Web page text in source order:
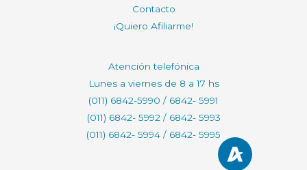
Contacto
¡Quiero Afiliarme!
Atención telefónica
Lunes a viernes de 8 a 17 hs
(011) 6842-5990 / 6842- 5991
(011) 6842- 5992 / 6842- 5993
(011) 6842- 5994 / 6842- 5995